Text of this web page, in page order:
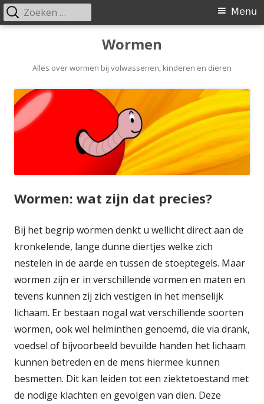
Wormen
Alles over wormen bij volwassenen, kinderen en dieren
Primair
Menu
Zoeken
naar:
Wormen: wat zijn dat precies?
Bij het begrip wormen denkt u wellicht direct aan de
kronkelende, lange dunne diertjes welke zich
nestelen in de aarde en tussen de stoeptegels. Maar
wormen zijn er in verschillende vormen en maten en
tevens kunnen zij zich vestigen in het menselijk
lichaam. Er bestaan nogal wat verschillende soorten
wormen, ook wel helminthen genoemd, die via drank,
voedsel of bijvoorbeeld bevuilde handen het lichaam
kunnen betreden en de mens hiermee kunnen
besmetten. Dit kan leiden tot een ziektetoestand met
de nodige klachten en gevolgen van dien. Deze